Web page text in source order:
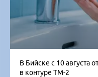
В Бийске с 10 августа
в контуре ТМ-2